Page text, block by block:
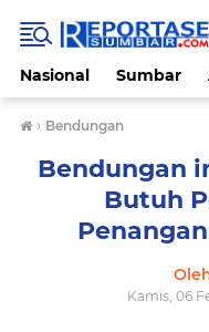
Nasional Sumbar
› Bendungan
Bendungan
Butuh
Kamis, 06